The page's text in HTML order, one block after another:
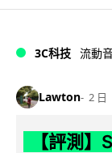
3C科技 流動
Lawton 2 日
【評測